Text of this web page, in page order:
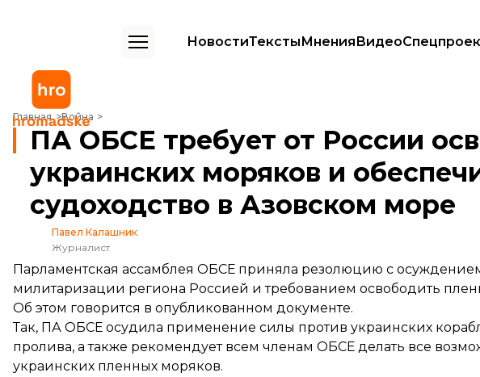
НовостиТекстыМненияВидео
Главная Война
ПА ОБСЕ требует от России освободить украинских моряков и обеспечить свободное
ПА ОБСЕ требует от России
украинских моряков и
судоходство в Азовском море
Павел Калашник
Журналист
Парламентская ассамблея ОБСЕ приняла резолюцию с
милитаризации региона Россией и требованием освободить
Об этом говорится в опубликованном документе.
Так, ПА ОБСЕ осудила применение силы против украинских
пролива, а также рекомендует всем членам ОБСЕ делать все
украинских пленных моряков.